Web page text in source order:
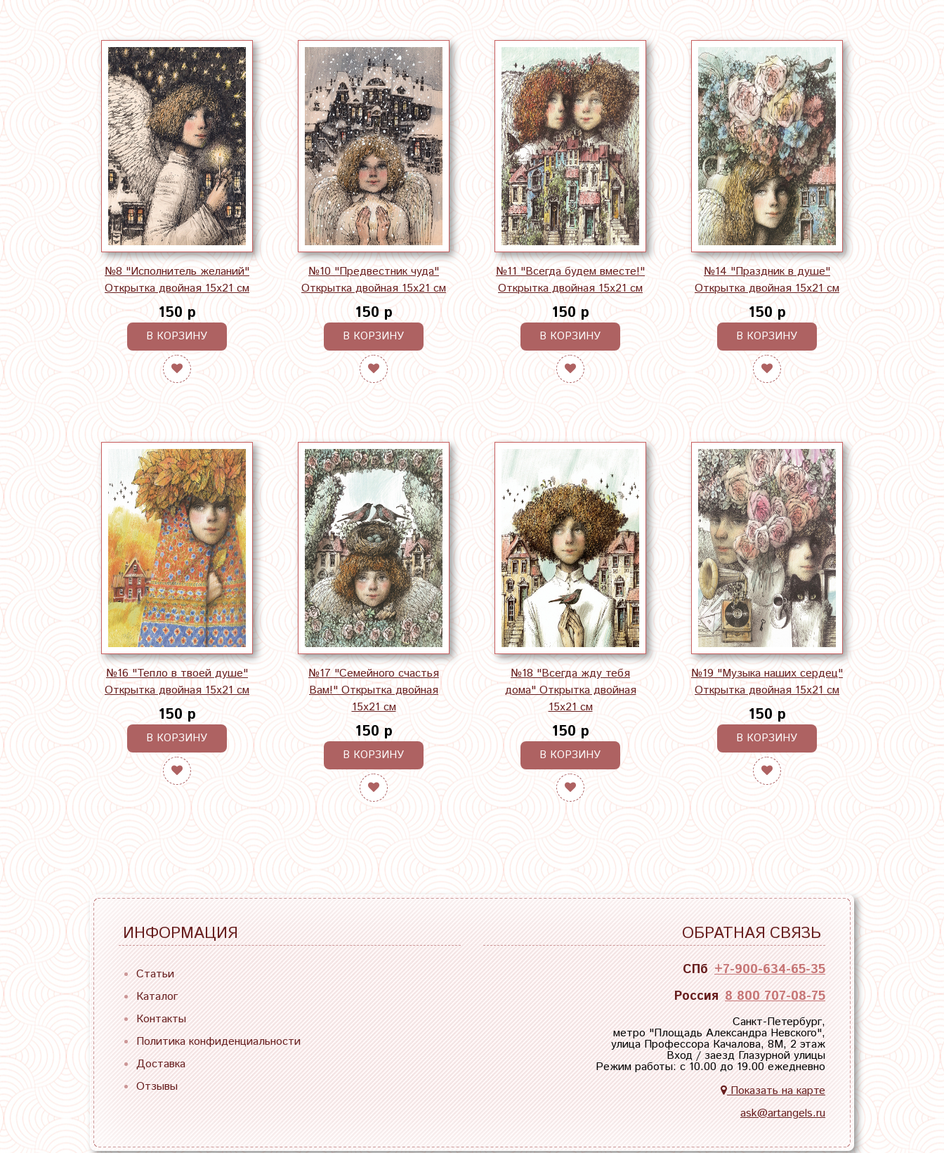
№8 "Исполнитель желаний"
Открытка двойная 15х21 см
150 р
В КОРЗИНУ
№10 "Предвестник чуда"
Открытка двойная 15х21 см
150 р
В КОРЗИНУ
№11 "Всегда будем вместе!"
Открытка двойная 15х21 см
150 р
В КОРЗИНУ
№14 "Праздник в душе"
Открытка двойная 15х21 см
150 р
В КОРЗИНУ
№16 "Тепло в твоей душе"
Открытка двойная 15х21 см
150 р
В КОРЗИНУ
№17 "Семейного счастья
Вам!" Открытка двойная
15х21 см
150 р
В КОРЗИНУ
№18 "Всегда жду тебя
дома" Открытка двойная
15х21 см
150 р
В КОРЗИНУ
№19 "Музыка наших сердец"
Открытка двойная 15х21 см
150 р
В КОРЗИНУ
ИНФОРМАЦИЯ
Статьи
Каталог
Контакты
Политика конфиденциальности
Доставка
Отзывы
ОБРАТНАЯ СВЯЗЬ
СПб +7-900-634-65-35
Россия 8 800 707-08-75
Санкт-Петербург,
метро "Площадь Александра Невского",
улица Профессора Качалова, 8М, 2 этаж
Вход / заезд Глазурной улицы
Режим работы: с 10.00 до 19.00 ежедневно
Показать на карте
ask@artangels.ru